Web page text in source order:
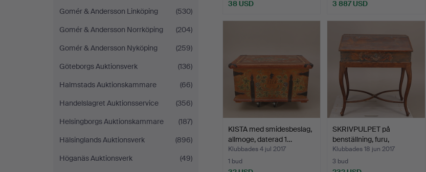
Gomér & Andersson Linköping
(530)
Gomér & Andersson Norrköping
(204)
Gomér & Andersson Nyköping
(259)
Göteborgs Auktionsverk
(136)
Halmstads Auktionskammare
(66)
Handelslagret Auktionsservice
(356)
Helsingborgs Auktionskammare
(187)
Hälsinglands Auktionsverk
(896)
Höganäs Auktionsverk
(49)
38 USD
3 887 USD
KISTA med smidesbeslag,
allmoge, daterad 1…
Klubbades 4 jul 2017
1 bud
SKRIVPULPET på
benställning, furu,
allmoge…
Klubbades 18 jun 2017
3 bud